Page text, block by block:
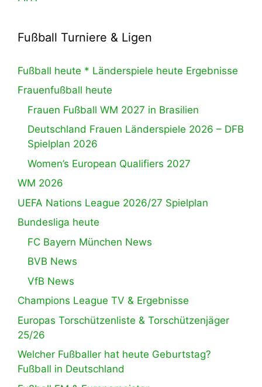
Fußball Turniere & Ligen
Fußball heute * Länderspiele heute Ergebnisse
Frauenfußball heute
Frauen Fußball WM 2027 in Brasilien
Deutschland Frauen Länderspiele 2026 – DFB
Spielplan 2026
Women’s European Qualifiers 2027
WM 2026
UEFA Nations League 2026/27 Spielplan
Bundesliga heute
FC Bayern München News
BVB News
VfB News
Champions League TV & Ergebnisse
Europas Torschützenliste & Torschützenjäger
25/26
Welcher Fußballer hat heute Geburtstag?
Fußball in Deutschland